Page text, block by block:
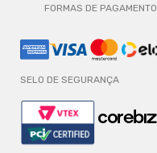
FORMAS DE PAGAMENTO
SELO DE SEGURANÇA